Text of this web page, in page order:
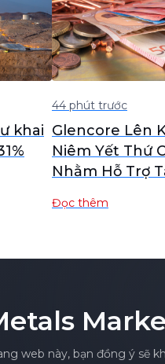
khai
44 phút trước
Glencore Lên
Niêm Yết Thứ
Nhằm Hỗ Trợ
M&A
Đọc thêm
web này, bạn đồng ý sẽ